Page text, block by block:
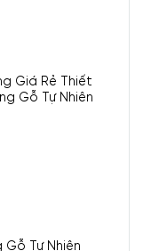
Giá Rẻ Thiết
Gỗ Tự Nhiên
Gỗ Tự Nhiên